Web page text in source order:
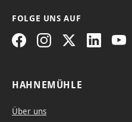
FOLGE UNS AUF
HAHNEMÜHLE
Über uns